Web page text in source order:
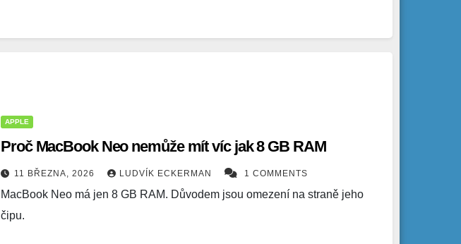
APPLE
Proč MacBook Neo nemůže mít víc jak 8 GB RAM
11 BŘEZNA, 2026 LUDVÍK ECKERMAN 1 COMMENTS
MacBook Neo má jen 8 GB RAM. Důvodem jsou omezení na straně jeho
čipu.